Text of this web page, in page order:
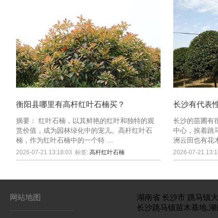
衡阳县哪里有高杆红叶石楠买？
摘要： 红叶石楠，以其鲜艳的红叶和独特的观
赏价值，成为园林绿化中的宠儿。高杆红叶石
楠，作为红叶石楠中的一个特 …
2026-07-21 13:18:03 标签:高杆红叶石楠
长沙有代表
长沙的苗圃有
中心，挨着跳
洲云田也有花
2026-07-21
网站地图 湖南省 长沙市 跳马镇
长沙跳马镇苗木基地,